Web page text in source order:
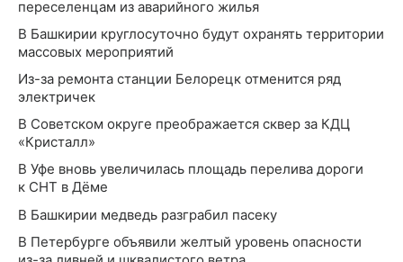
переселенцам из аварийного жилья
В Башкирии круглосуточно будут охранять территории
массовых мероприятий
Из-за ремонта станции Белорецк отменится ряд
электричек
В Советском округе преображается сквер за КДЦ
«Кристалл»
В Уфе вновь увеличилась площадь перелива дороги
к СНТ в Дёме
В Башкирии медведь разграбил пасеку
В Петербурге объявили желтый уровень опасности